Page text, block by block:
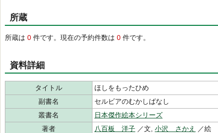
所蔵
所蔵は 0 件です。現在の予約件数は 0 件です。
資料詳細
タイトル
ほしをもったひめ
副書名
セルビアのむかしばなし
叢書名
日本傑作絵本シリーズ
著者
八百板 洋子 ／文, 小沢 さかえ
／絵